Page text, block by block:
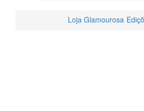
Loja Glamourosa